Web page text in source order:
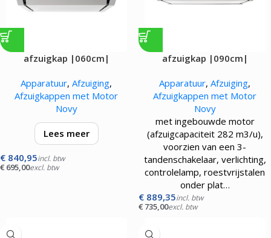
afzuigkap |060cm|
Apparatuur, Afzuiging,
Afzuigkappen met Motor
Novy
Lees meer
met ingebouwde motor
(afzuigcapaciteit 281 m3/u),
€ 840,95incl. btw
€ 695,00excl. btw
afzuigkap |090cm|
Apparatuur, Afzuiging,
Afzuigkappen met Motor
Novy
met ingebouwde motor
(afzuigcapaciteit 282 m3/u),
voorzien van een 3-
tandenschakelaar, verlichting,
controlelamp, roestvrijstalen
onder plat…
€ 889,35incl. btw
€ 735,00excl. btw